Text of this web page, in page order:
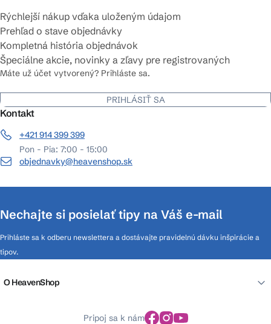
Rýchlejší nákup vďaka uloženým údajom
Prehľad o stave objednávky
Kompletná história objednávok
Špeciálne akcie, novinky a zľavy pre registrovaných
Máte už účet vytvorený? Prihláste sa.
PRIHLÁSIŤ SA
Kontakt
+421 914 399 399
Pon - Pia: 7:00 - 15:00
objednavky@heavenshop.sk
Nechajte si posielať tipy na Váš e-mail
Prihláste sa k odberu newslettera a dostávajte pravidelnú dávku inšpirácie a
tipov.
O HeavenShop
Pripoj sa k nám